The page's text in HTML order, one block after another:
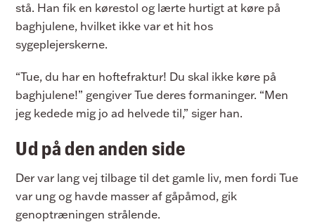
stå. Han fik en kørestol og lærte hurtigt at køre på
baghjulene, hvilket ikke var et hit hos
sygeplejerskerne.
“Tue, du har en hoftefraktur! Du skal ikke køre på
baghjulene!” gengiver Tue deres formaninger. “Men
jeg kedede mig jo ad helvede til,” siger han.
Ud på den anden side
Der var lang vej tilbage til det gamle liv, men fordi Tue
var ung og havde masser af gåpåmod, gik
genoptræningen strålende.